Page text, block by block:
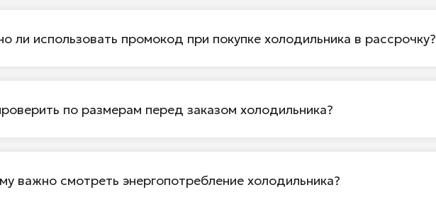
ли использовать промокод при покупке холодильника в рассрочку?
по размерам перед заказом холодильника?
важно смотреть энергопотребление холодильника?